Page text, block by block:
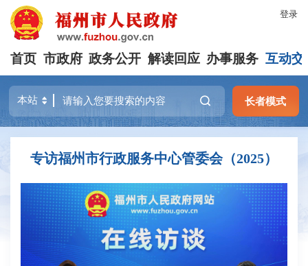
登录
首页 市政府 政务公开 解读回应 办事服务 互动交
长者模式
专访福州市行政服务中心管委会（2025）